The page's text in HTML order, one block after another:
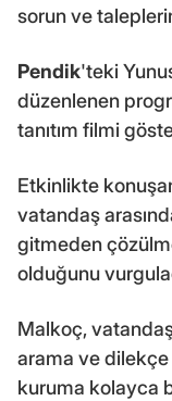
sorun ve
Pendik'teki
düzenlenen
tanıtım filmi
Etkinlikte
vatandaş
gitmeden
olduğunu
Malkoç,
arama ve dilekçe
kuruma kolayca